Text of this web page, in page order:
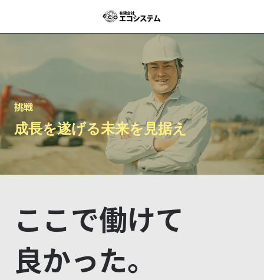
挑戦
成長を遂げる未来を見据え
ここで働けて
良かった。